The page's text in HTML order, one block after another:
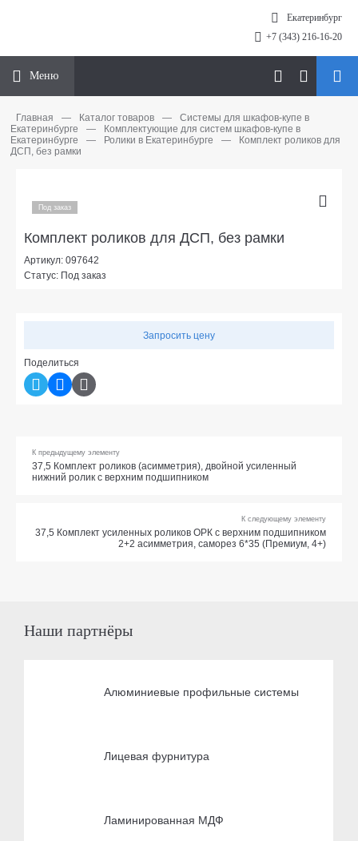
Екатеринбург
+7 (343) 216-16-20
Меню
Главная — Каталог товаров —
Системы для шкафов-купе в
Екатеринбурге
—
Комплектующие для систем шкафов-купе в
Екатеринбурге
— Ролики в Екатеринбурге —
Комплект роликов для
ДСП, без рамки
Под заказ
Комплект роликов для ДСП, без рамки
Артикул: 097642
Статус: Под заказ
Запросить цену
Поделиться
К предыдущему элементу
37,5 Комплект роликов (асимметрия), двойной усиленный
нижний ролик с верхним подшипником
К следующему элементу
37,5 Комплект усиленных роликов ОРК с верхним подшипником
2+2 асимметрия, саморез 6*35 (Премиум, 4+)
Наши партнёры
Алюминиевые профильные системы
Лицевая фурнитура
Ламинированная МДФ